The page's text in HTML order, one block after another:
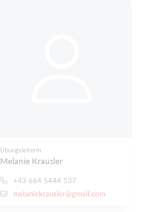
Übungsleiterin
Melanie Krausler
+43 664 5444 537
melaniekrausler@gmail.com